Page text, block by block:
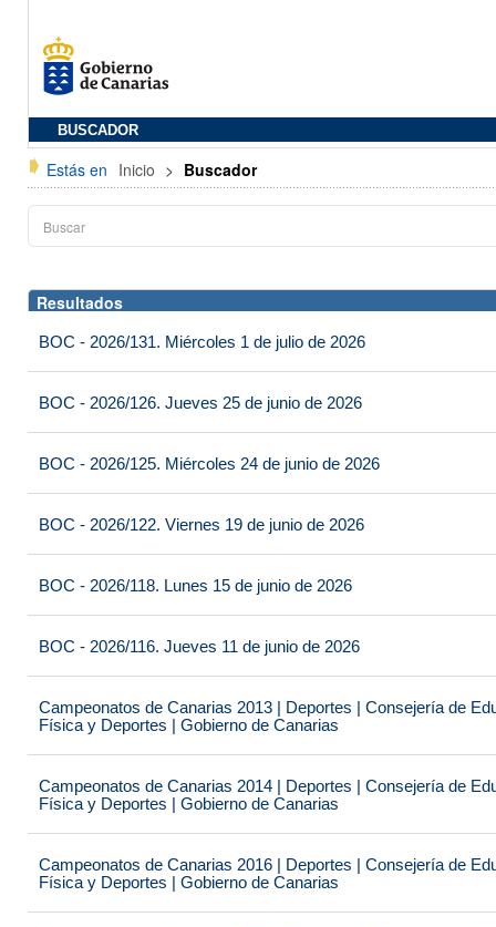
BUSCADOR
Estás en Inicio > Buscador
Resultados
BOC - 2026/131. Miércoles 1 de julio de 2026
BOC - 2026/126. Jueves 25 de junio de 2026
BOC - 2026/125. Miércoles 24 de junio de 2026
BOC - 2026/122. Viernes 19 de junio de 2026
BOC - 2026/118. Lunes 15 de junio de 2026
BOC - 2026/116. Jueves 11 de junio de 2026
Campeonatos de Canarias 2013 | Deportes | Consejería de
Física y Deportes | Gobierno de Canarias
Campeonatos de Canarias 2014 | Deportes | Consejería de
Física y Deportes | Gobierno de Canarias
Campeonatos de Canarias 2016 | Deportes | Consejería de
Física y Deportes | Gobierno de Canarias